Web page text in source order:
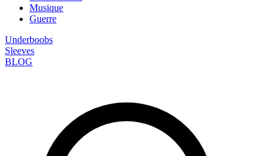
Musique
Guerre
Underboobs
Sleeves
BLOG